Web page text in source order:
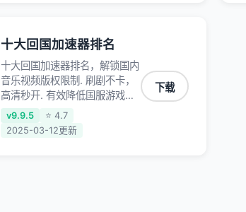
制，带你穿梭加速回国。目前已
有上百万用户，用户整体好评
95%以上，一对一在线客服支
持，保障你的使用体验。
十大回国加速器排名
十大回国加速器排名，解锁国内
音乐视频版权限制. 刷剧不卡，
高清秒开. 有效降低国服游戏延
迟. 提升国内主流应用访问速度
; 独创加速黑科技 · 海量边缘. 动
v9.9.5
⭐ 4.7
2025-03-12更新
下载